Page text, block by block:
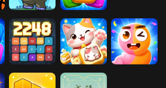
合成植物打僵
尸
消灭星星2
2248 猫咪萌宠消除